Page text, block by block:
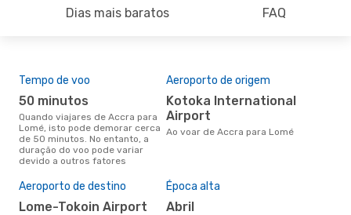
Dias mais baratos FAQ
Tempo de voo
50 minutos
Quando viajares de Accra para
Lomé, isto pode demorar cerca
de 50 minutos. No entanto, a
duração do voo pode variar
devido a outros fatores
Aeroporto de origem
Kotoka International
Airport
Ao voar de Accra para Lomé
Aeroporto de destino
Lome-Tokoin Airport
Época alta
abril